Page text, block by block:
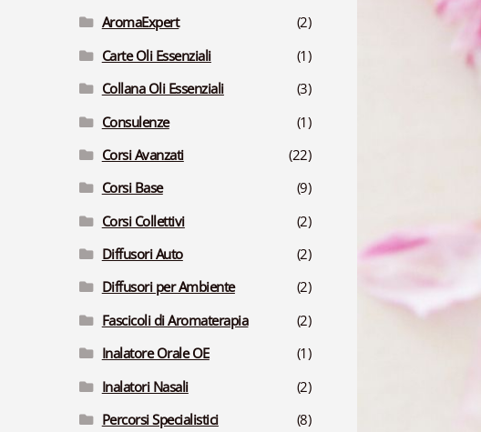
AromaExpert
(2)
Carte Oli Essenziali
(1)
Collana Oli Essenziali
(3)
Consulenze
(1)
Corsi Avanzati
(22)
Corsi Base
(9)
Corsi Collettivi
(2)
Diffusori Auto
(2)
Diffusori per Ambiente
(2)
Fascicoli di Aromaterapia
(2)
Inalatore Orale OE
(1)
Inalatori Nasali
(2)
Percorsi Specialistici
(8)